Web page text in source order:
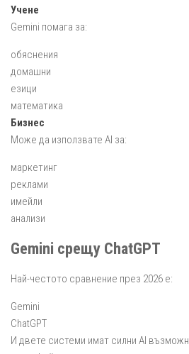
Учене
Gemini помага за:
обяснения
домашни
езици
математика
Бизнес
Може да използвате AI за:
маркетинг
реклами
имейли
анализи
Gemini срещу ChatGPT
Най-честото сравнение през 2026 е:
Gemini
ChatGPT
И двете системи имат силни AI